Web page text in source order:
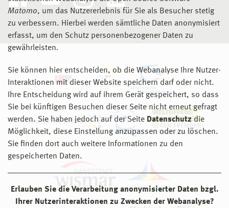
Matomo, um das Nutzererlebnis für Sie als Besucher stetig
zu verbessern. Hierbei werden sämtliche Daten anonymisiert
erfasst, um den Schutz personenbezogener Daten zu
gewährleisten.
Sie können hier entscheiden, ob die Webanalyse Ihre Nutzer-
Interaktionen mit dieser Website speichern darf oder nicht.
Ihre Entscheidung wird auf ihrem Gerät gespeichert, so dass
Sie bei künftigen Besuchen dieser Seite nicht erneut gefragt
werden. Sie haben jedoch auf der Seite Datenschutz die
Möglichkeit, diese Einstellung anzupassen oder zu löschen.
Sie finden dort auch weitere Informationen zu den
gespeicherten Daten.
Erlauben Sie die Verarbeitung anonymisierter Daten bzgl.
Ihrer Nutzerinteraktionen zu Zwecken der Webanalyse?